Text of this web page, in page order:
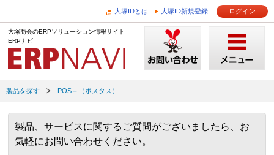
大塚IDとは 大塚ID新規登録 ログイン
大塚商会のERPソリューション情報サイト
ERPナビ
製品を探す POS＋（ポスタス）
製品、サービスに関するご質問がございましたら、お
気軽にお問い合わせください。